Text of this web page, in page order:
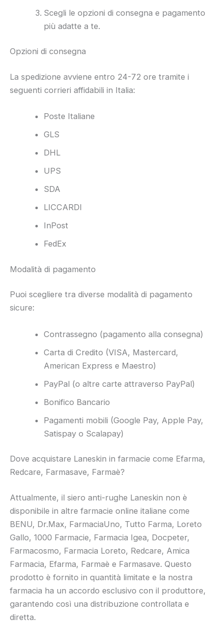
Scegli le opzioni di consegna e pagamento
più adatte a te.
Opzioni di consegna
La spedizione avviene entro 24-72 ore tramite i
seguenti corrieri affidabili in Italia:
Poste Italiane
GLS
DHL
UPS
SDA
LICCARDI
InPost
FedEx
Modalità di pagamento
Puoi scegliere tra diverse modalità di pagamento
sicure:
Contrassegno (pagamento alla consegna)
Carta di Credito (VISA, Mastercard,
American Express e Maestro)
PayPal (o altre carte attraverso PayPal)
Bonifico Bancario
Pagamenti mobili (Google Pay, Apple Pay,
Satispay o Scalapay)
Dove acquistare Laneskin in farmacie come Efarma,
Redcare, Farmasave, Farmaè?
Attualmente, il siero anti-rughe Laneskin non è
disponibile in altre farmacie online italiane come
BENU, Dr.Max, FarmaciaUno, Tutto Farma, Loreto
Gallo, 1000 Farmacie, Farmacia Igea, Docpeter,
Farmacosmo, Farmacia Loreto, Redcare, Amica
Farmacia, Efarma, Farmaè e Farmasave. Questo
prodotto è fornito in quantità limitate e la nostra
farmacia ha un accordo esclusivo con il produttore,
garantendo così una distribuzione controllata e
diretta.